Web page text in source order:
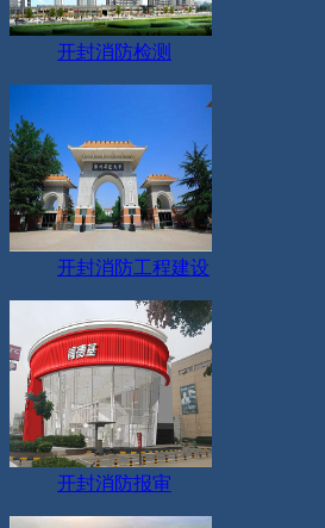
开封消防检测
开封消防工程建设
开封消防报审